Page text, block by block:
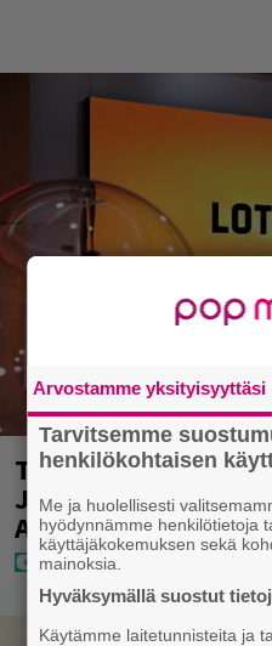
Täällä pelattiin
Jokerin isot rahat
ABC:lla, netissä…
Arvostamme yksityisyyttäsi
Tarvitsemme
henkilökohtaisen
Me ja huolellisesti
hyödynnämme henkilötietoja
käyttäjäkokemuksen sekä
mainoksia.
Hyväksymällä suostut
Käytämme laitetunnisteita ja